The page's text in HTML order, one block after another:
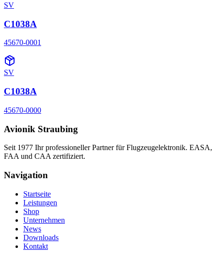
SV
C1038A
45670-0001
SV
C1038A
45670-0000
Avionik Straubing
Seit 1977 Ihr professioneller Partner für Flugzeugelektronik. EASA,
FAA und CAA zertifiziert.
Navigation
Startseite
Leistungen
Shop
Unternehmen
News
Downloads
Kontakt